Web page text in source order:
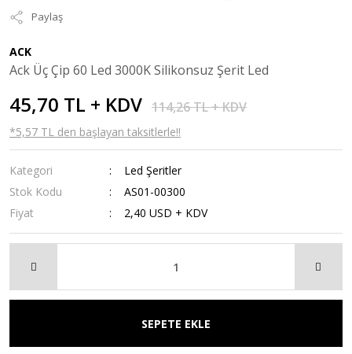
Paylaş
ACK
Ack Üç Çip 60 Led 3000K Silikonsuz Şerit Led
45,70 TL + KDV 114,26 TL + KDV
*5,57 TL den başlayan taksitlerle!!
Kategori
Led Şeritler
Stok Kodu
AS01-00300
Fiyat
2,40 USD + KDV
SEPETE EKLE